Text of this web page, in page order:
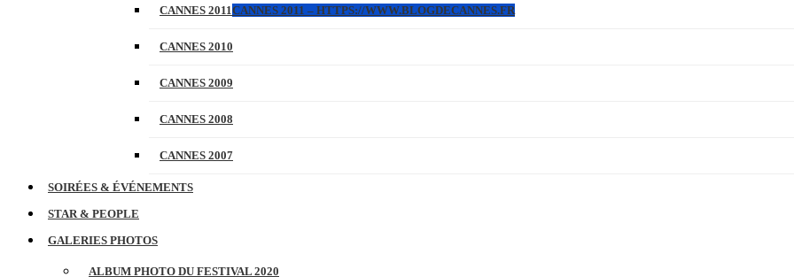
CANNES 2011CANNES 2011 – HTTPS://WWW.BLOGDECANNES.FR
CANNES 2010
CANNES 2009
CANNES 2008
CANNES 2007
SOIRÉES & ÉVÉNEMENTS
STAR & PEOPLE
GALERIES PHOTOS
ALBUM PHOTO DU FESTIVAL 2020